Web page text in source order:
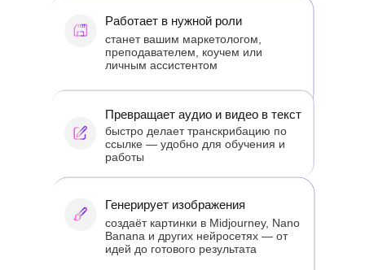
Превращает аудио и видео в текст
быстро делает транскрибацию по
ссылке — удобно для обучения и
работы
Работает в нужной роли
станет вашим маркетологом,
преподавателем, коучем или
личным ассистентом
Генерирует изображения
создаёт картинки в Midjourney, Nano
Banana и других нейросетях — от
идей до готового результата